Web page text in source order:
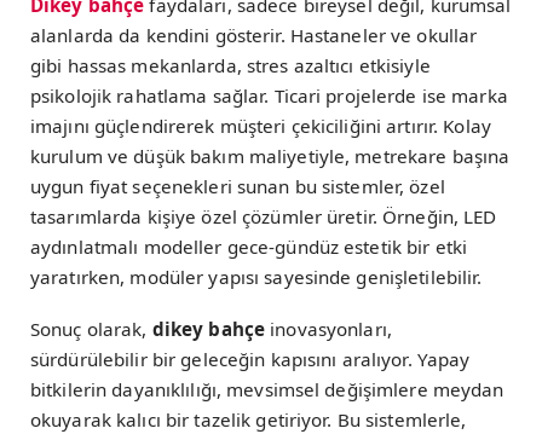
alanlarda da kendini gösterir. Hastaneler ve okullar
gibi hassas mekanlarda, stres azaltıcı etkisiyle
psikolojik rahatlama sağlar. Ticari projelerde ise marka
imajını güçlendirerek müşteri çekiciliğini artırır. Kolay
kurulum ve düşük bakım maliyetiyle, metrekare başına
uygun fiyat seçenekleri sunan bu sistemler, özel
tasarımlarda kişiye özel çözümler üretir. Örneğin, LED
aydınlatmalı modeller gece-gündüz estetik bir etki
yaratırken, modüler yapısı sayesinde genişletilebilir.
Sonuç olarak, dikey bahçe inovasyonları,
sürdürülebilir bir geleceğin kapısını aralıyor. Yapay
bitkilerin dayanıklılığı, mevsimsel değişimlere meydan
okuyarak kalıcı bir tazelik getiriyor. Bu sistemlerle,